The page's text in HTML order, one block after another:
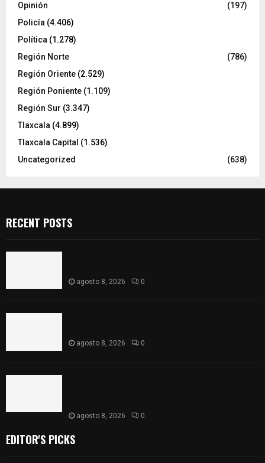
Opinión
(197)
Policía (4.406)
Política (1.278)
Región Norte
(786)
Región Oriente (2.529)
Región Poniente (1.109)
Región Sur (3.347)
Tlaxcala (4.899)
Tlaxcala Capital (1.536)
Uncategorized
(638)
RECENT POSTS
agosto 8, 2026 0
agosto 8, 2026 0
agosto 8, 2026 0
EDITOR'S PICKS